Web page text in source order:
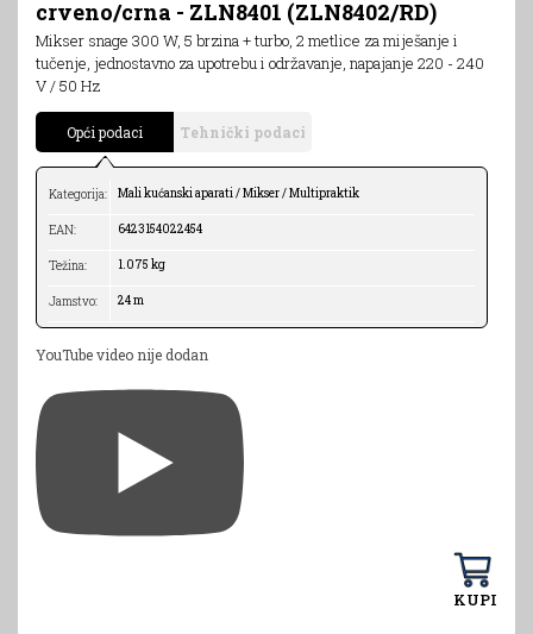
crveno/crna - ZLN8401 (ZLN8402/RD)
Mikser snage 300 W, 5 brzina + turbo, 2 metlice za miješanje i
tučenje, jednostavno za upotrebu i održavanje, napajanje 220 - 240
V / 50 Hz
Opći podaci Tehnički podaci
Kategorija: Mali kućanski aparati / Mikser / Multipraktik
EAN: 6423154022454
Težina: 1.075 kg
Jamstvo: 24 m
YouTube video nije dodan
KUPI